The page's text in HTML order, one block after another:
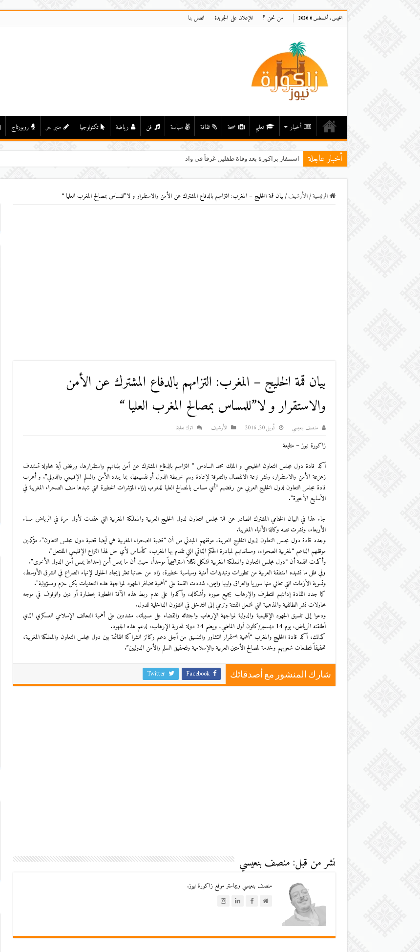
الخميس , أغسطس 6 2026 من نحن ؟ للإعلان على الجريدة اتصل بنا
أخبار تعليم صحة ثقافة سياسة فن رياضة تكنولوجيا منبر حر روبورتاج
أخبار عاجلة استنفار بزاكورة بعد وفاة طفلين غرقاً في واد درعة بأولاد يحيى لكراير
الرئيسية/اﻷرشيف/بيان قمة الخليج – المغرب: التزامهم بالدفاع المشترك عن الأمن والاستقرار و لا”للمساس بمصالح المغرب العليا “
بيان قمة الخليج – المغرب: التزامهم بالدفاع المشترك عن الأمن
والاستقرار و لا”للمساس بمصالح المغرب العليا “
منصف بنعيسي أبريل 20, 2016 اﻷرشيف اترك تعليقا
زاكورة نيوز – متايعة
أكد قادة دول مجلس التعاون الخليجي و الملك محمد السادس ” التزامهم بالدفاع المشترك عن أمن بلدانهم واستقرارها، ورفض أية محاولة تستهدف
زعزعة الأمن والاستقرار، ونشر نزعة الانفصال والتفرقة لإعادة رسم خريطة الدول أو تقسيمها، بما يهدد الأمن والسلم الإقليمي والدولي”. و أعرب
قادة مجلس التعاون لدول الخليج العربي عن رفضهم “أي مساس بالمصالح العليا للمغرب إزاء المؤشرات الخطيرة التي شهدها ملف الصحراء المغربية في
الأسابيع الأخيرة”.
جاء هذا في البيان الختامي المشترك الصادر عن قمة مجلس التعاون لدول الخليج العربية والمملكة المغربية التي عقدت لأول مرة في الرياض مساء
الأربعاء، ونشرت نصه وكالة الأنباء المغربية.
وجدد قادة دول مجلس التعاون لدول الخليج العربية، موقفهم المبدئي من أن “قضية الصحراء المغربية هي أيضا قضية دول مجلس التعاون”، مؤكدين
موقفهم الداعم “لمغربية الصحراء، ومساندتهم لمبادرة الحكم الذاتي التي تقدم بها المغرب، كأساس لأي حل لهذا النزاع الإقليمي المفتعل”.
وأكدت القمة أن “دول مجلس التعاون والمملكة المغربية تشكل تكتلاً استراتيجياً موحداً، حيث أن ما يمس أمن إحداها يمس أمن الدول الأخرى”.
وفي ظل ما تشهده المنطقة العربية من تطورات وتهديدات أمنية وسياسية خطيرة، زاد من حدتها تعثر إيجاد الحلول لإنهاء الصراع في الشرق الأوسط،
وتسوية الأزمات التي تعاني منها سوريا والعراق وليبيا واليمن، شددت القمة على “أهمية تضافر الجهود لمواجهة هذه التحديات بكل حزم ومسؤولية”.
كما جدد القادة إدانتهم للتطرف والإرهاب بجميع صوره وأشكاله، وأكدوا على عدم ربط هذه الآفة الخطيرة بحضارة أو دين والوقوف في موجه
محاولات نشر الطائفية والمذهبية التي تشعل الفتنة وترمي إلى التدخل في الشؤون الداخلية للدول.
ودعوا إلى تنسيق الجهود الإقليمية والدولية لمواجهة الإرهاب واجتثاثه والقضاء على مسبباته، مشددين على أهمية التحالف الإسلامي العسكري الذي
أطلقته الرياض، يوم 14 ديسمبر/كانون أول الماضي، ويضم 34 دولة لمحاربة الإرهاب، لدعم هذه الجهود.
كذلك، أكد قادة الخليج والمغرب “أهمية استمرار التشاور والتنسيق من أجل دعم ركائز الشراكة القائمة بين دول مجلس التعاون والمملكة المغربية،
تحقيقاً لتطلعات شعوبهم وخدمة لمصالح الأمتين العربية والإسلامية ولتحقيق السلم والأمن الدوليين”.
شارك المنشور مع أصدقائك Facebook
Twitter
نشر من قبل: منصف بنعيسي
منصف بنعيسي ويبماستر موقع زاكورة نيوز.